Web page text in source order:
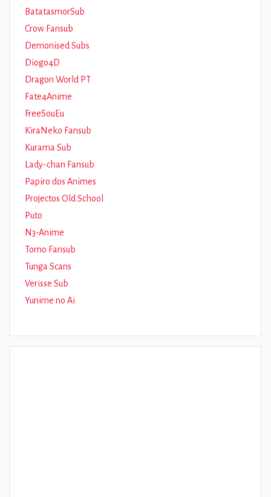
BatatasmorSub
Crow Fansub
Demonised Subs
Diogo4D
Dragon World PT
Fate4Anime
FreeSouEu
KiraNeko Fansub
Kurama Sub
Lady-chan Fansub
Papiro dos Animes
Projectos Old School
Puto
N3-Anime
Tomo Fansub
Tunga Scans
Verisse Sub
Yunime no Ai